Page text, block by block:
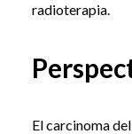
radioterapia.
El carcinoma